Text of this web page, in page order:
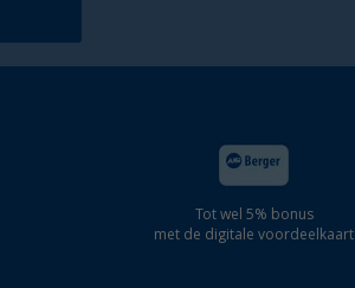
Tot wel 5% bonus
met de digitale voordeelkaart